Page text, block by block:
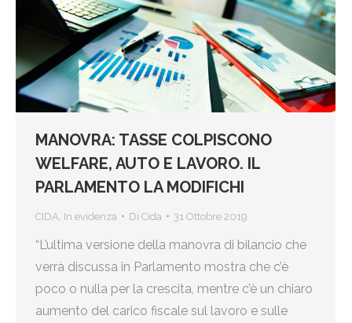
MANOVRA: TASSE COLPISCONO
WELFARE, AUTO E LAVORO. IL
PARLAMENTO LA MODIFICHI
CIDA In evidenza Di Cida 31 Ottobre 2019
“L’ultima versione della manovra di bilancio che
verrà discussa in Parlamento mostra che c’è
poco o nulla per la crescita, mentre c’è un chiaro
aumento del carico fiscale sul lavoro e sulle